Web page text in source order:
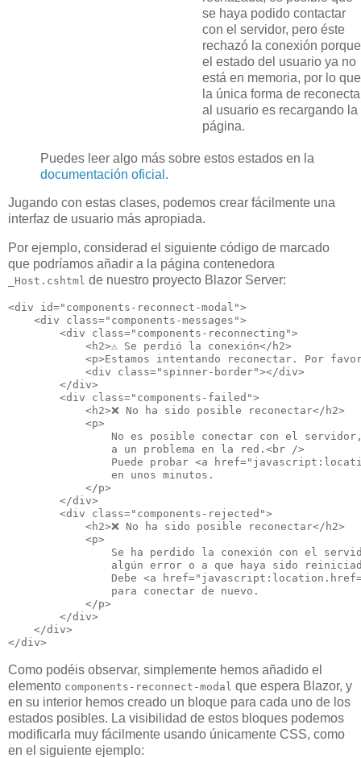
se haya podido contactar
con el servidor, pero éste
rechazó la conexión porque
el estado del usuario ya no
está en memoria, por lo que
la única forma de
al usuario es recargando la
página.
Puedes leer algo más sobre estos estados en la
documentación oficial .
Jugando con estas clases, podemos crear fácilmente una
interfaz de usuario más apropiada.
Por ejemplo, considerad el siguiente código de marcado
que podríamos añadir a la página contenedora
_Host.cshtml de nuestro proyecto Blazor Server:
<div id="components-reconnect-modal">
    <div class="components-messages">
        <div class="components-reconnecting">
            <h2>⚠ Se perdió la conexión</h2>
<p>Estamos intentando reconectar. Por
            <div class="spinner-border"></div>
        </div>
        <div class="components-failed">
            <h2>❌ No ha sido posible reconectar</h2>
            <p>
No es posible conectar con el
                a un problema en la red.<br />
Puede probar <a
                en unos minutos.
            </p>
        </div>
        <div class="components-rejected">
            <h2>❌ No ha sido posible reconectar</h2>
            <p>
Se ha perdido la conexión con el
algún error o a que haya sido
Debe <a
                para conectar de nuevo.
            </p>
        </div>
    </div>
Como podéis observar, simplemente hemos añadido el
elemento components-reconnect-modal que espera Blazor, y
en su interior hemos creado un bloque para cada uno de los
estados posibles. La visibilidad de estos bloques podemos
modificarla muy fácilmente usando únicamente CSS, como
en el siguiente ejemplo: